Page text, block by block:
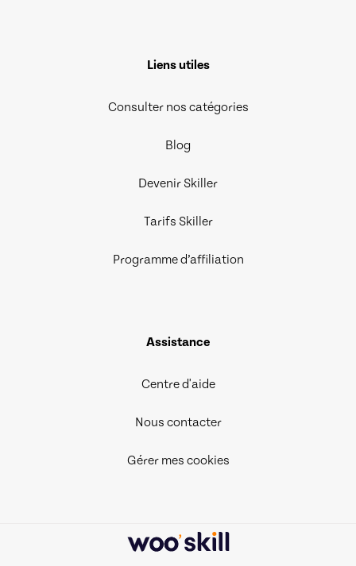
Liens utiles
Consulter nos catégories
Blog
Devenir Skiller
Tarifs Skiller
Programme d’affiliation
Assistance
Centre d'aide
Nous contacter
Gérer mes cookies